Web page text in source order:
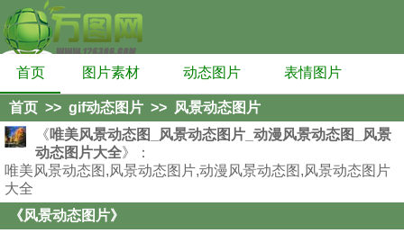
首页 图片素材 动态图片 表情图片
首页 >> gif动态图片 >> 风景动态图片
《唯美风景动态图_风景动态图片_动漫风景动态图_风景
动态图片大全》：
唯美风景动态图,风景动态图片,动漫风景动态图,风景动态图片
大全
《风景动态图片》